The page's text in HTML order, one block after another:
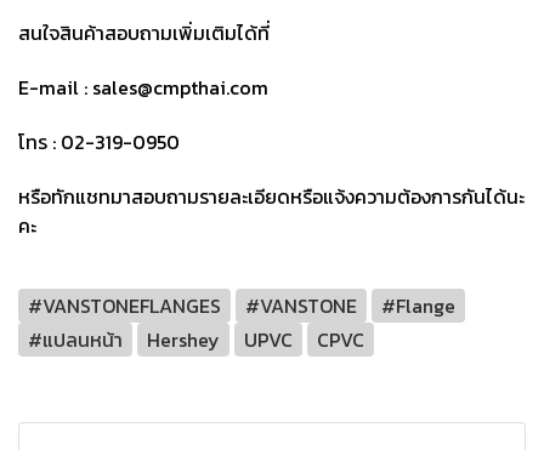
สนใจสินค้าสอบถามเพิ่มเติมได้ที่
E-mail : sales@cmpthai.com
โทร : 02-319-0950
หรือทักแชทมาสอบถามรายละเอียดหรือแจ้งความต้องการกันได้นะ
คะ
#VANSTONEFLANGES #VANSTONE
#Flange
#แปลนหน้า
Hershey UPVC CPVC​